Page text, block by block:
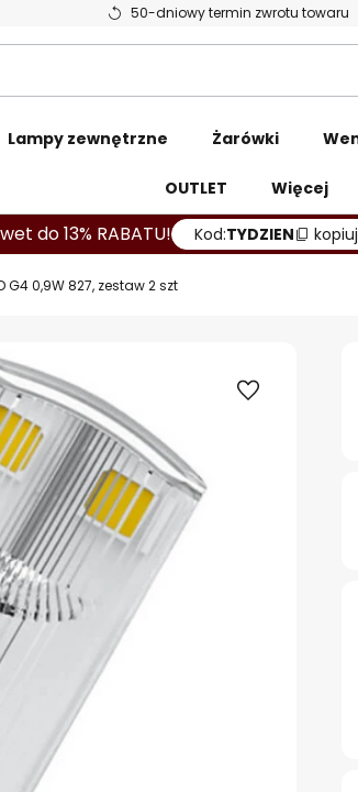
50-dniowy termin zwrotu towaru
Lampy zewnętrzne Żarówki
OUTLET Więcej
do 13% RABATU! Kod:TYDZIEN kopiuj
G4 0,9W 827, zestaw 2 szt